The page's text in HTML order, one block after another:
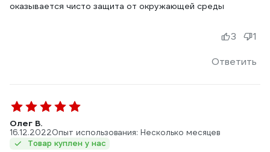
оказывается чисто защита от окружающей среды
Ответить
3 1
Олег В.
16.12.2022Опыт использования: Несколько месяцев
Товар куплен у нас